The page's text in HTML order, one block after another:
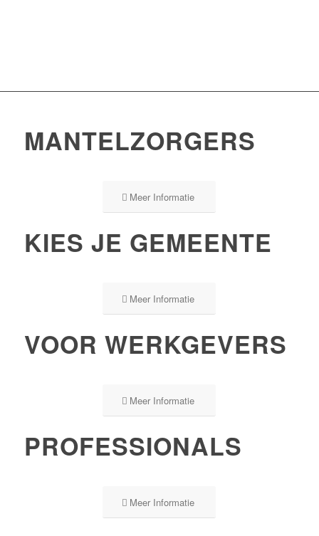
MANTELZORGERS
Meer Informatie
KIES JE GEMEENTE
Meer Informatie
VOOR WERKGEVERS
Meer Informatie
PROFESSIONALS
Meer Informatie